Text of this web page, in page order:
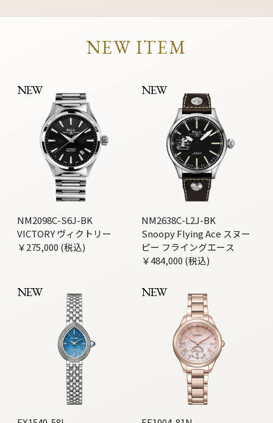
NEW ITEM
NEW
NM2098C-S6J-BK
VICTORY ヴィクトリー
￥275,000 (税込)
NEW
NM2638C-L2J-BK
Snoopy Flying Ace スヌー
ピー フライングエース
￥484,000 (税込)
NEW NEW